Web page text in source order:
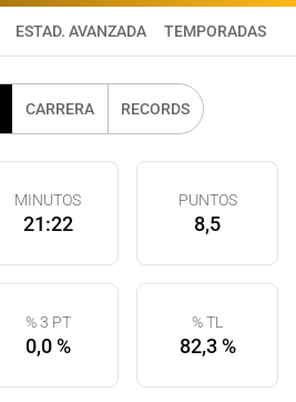
ESTAD. AVANZADA TEMPORADAS
CARRERA RECORDS
MINUTOS
21:22
PUNTOS
8,5
% 3 PT
0,0 %
% TL
82,3 %